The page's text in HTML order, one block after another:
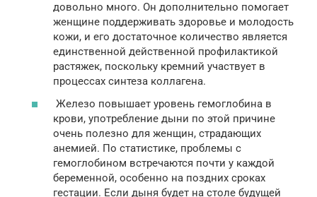
довольно много. Он дополнительно помогает
женщине поддерживать здоровье и молодость
кожи, и его достаточное количество является
единственной действенной профилактикой
растяжек, поскольку кремний участвует в
процессах синтеза коллагена.
Железо повышает уровень гемоглобина в
крови, употребление дыни по этой причине
очень полезно для женщин, страдающих
анемией. По статистике, проблемы с
гемоглобином встречаются почти у каждой
беременной, особенно на поздних сроках
гестации. Если дыня будет на столе будущей